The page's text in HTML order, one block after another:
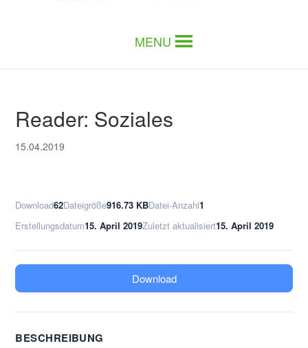
MENU
Reader: Soziales
15.04.2019
Download62Dateigröße916.73 KBDatei-Anzahl1
Erstellungsdatum15. April 2019Zuletzt aktualisiert15. April 2019
Download
BESCHREIBUNG